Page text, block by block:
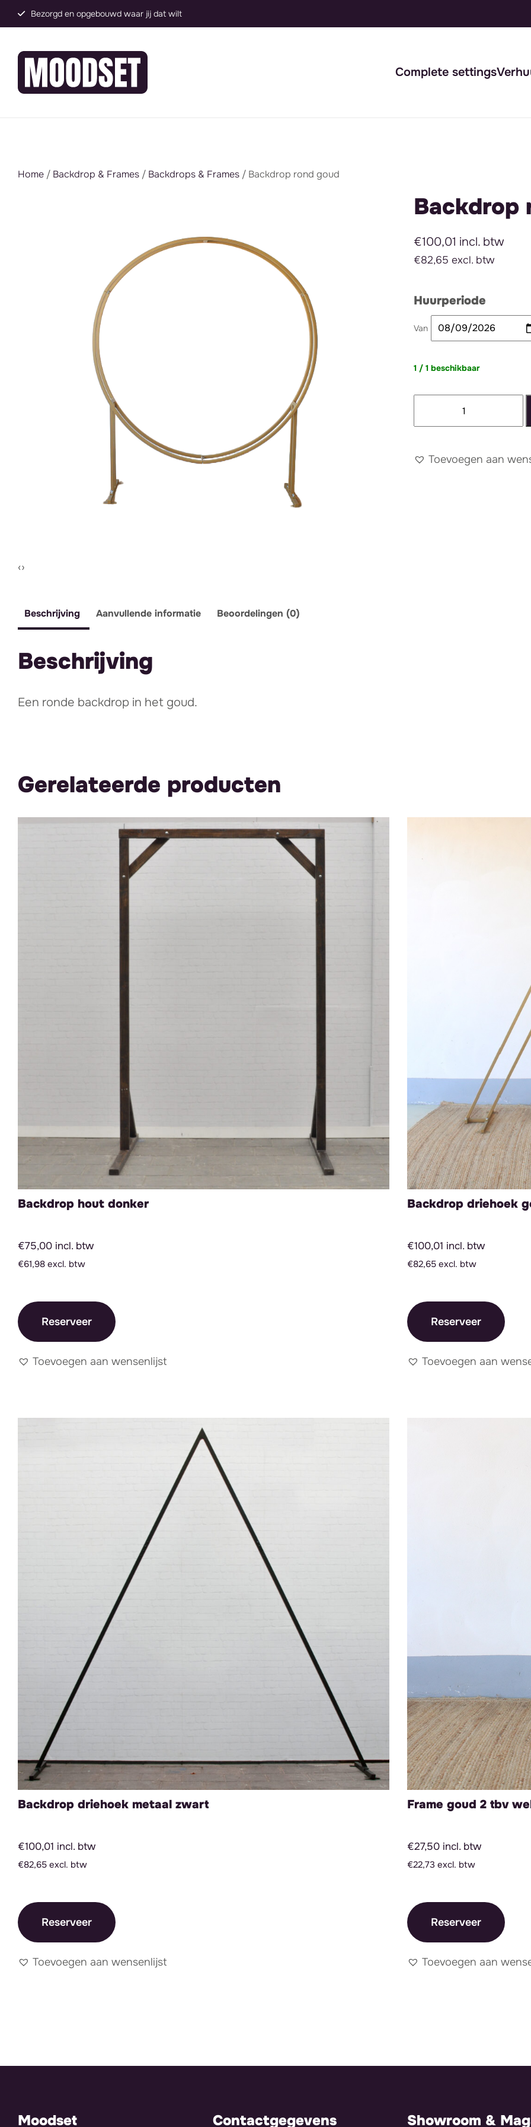
Groot assortiment, direct inzetbaar
Complete settings
Home / Backdrop & Frames / Backdrops & Frames / Backdrop rond goud
‹Vorige slide
›
Backdrop
€100,01 incl. btw
€82,65 excl. btw
Huurperiode
Van
1 / 1 beschikbaar
aantal
Toevoegen aan
Beschrijving Aanvullende informatie Beoordelingen (0)
Beschrijving
Een ronde backdrop in het goud.
Gerelateerde producten
Backdrop hout donker
€75,00 incl. btw
€61,98 excl. btw
Reserveer
Toevoegen aan wensenlijst
Backdrop driehoek
€100,01 incl. btw
€82,65 excl. btw
Reserveer
Toevoegen aan
Backdrop driehoek metaal zwart
€100,01 incl. btw
€82,65 excl. btw
Reserveer
Toevoegen aan wensenlijst
Frame goud 2 tbv
€27,50 incl. btw
€22,73 excl. btw
Reserveer
Toevoegen aan
Moodset Contactgegevens Showroom &